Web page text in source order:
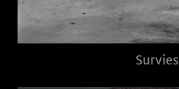
Survies